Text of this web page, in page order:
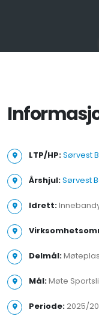
LTP/HP:Sørvest
Årshjul:Sørvest
Idrett:
Delmål:
Mål:Møte
Periode:2025/